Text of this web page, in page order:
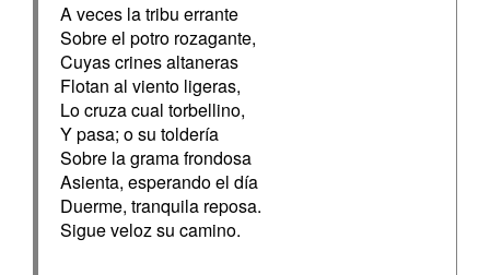
A veces la tribu errante
Sobre el potro rozagante,
Cuyas crines altaneras
Flotan al viento ligeras,
Lo cruza cual torbellino,
Y pasa; o su toldería
Sobre la grama frondosa
Asienta, esperando el día
Duerme, tranquila reposa.
Sigue veloz su camino.